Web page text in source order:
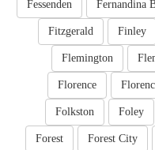
Fernandina
Fessenden
Finley
Fitzgerald
Flemington
Florence
Foley
Folkston
Forest City
Forest